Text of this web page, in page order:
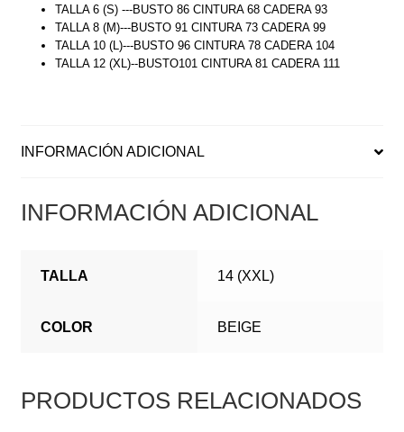
TALLA 6 (S) ---BUSTO 86 CINTURA 68 CADERA 93
TALLA 8 (M)---BUSTO 91 CINTURA 73 CADERA 99
TALLA 10 (L)---BUSTO 96 CINTURA 78 CADERA 104
TALLA 12 (XL)--BUSTO101 CINTURA 81 CADERA 111
INFORMACIÓN ADICIONAL
INFORMACIÓN ADICIONAL
TALLA 14 (XXL)
COLOR BEIGE
PRODUCTOS RELACIONADOS